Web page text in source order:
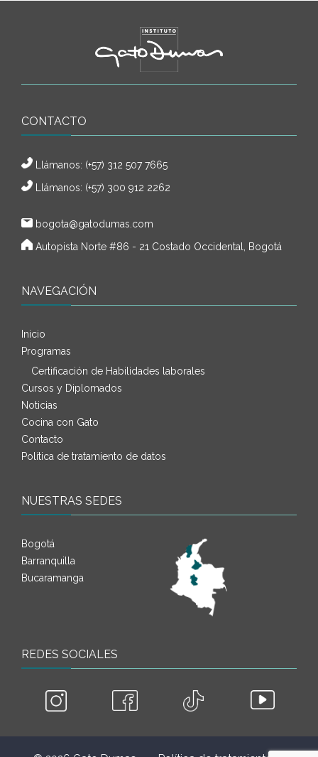
CONTACTO
Llámanos: (+57) 312 507 7665
Llámanos: (+57) 300 912 2262
bogota@gatodumas.com
Autopista Norte #86 - 21 Costado Occidental, Bogotá
NAVEGACIÓN
Inicio
Programas
Certificación de Habilidades laborales
Cursos y Diplomados
Noticias
Cocina con Gato
Contacto
Política de tratamiento de datos
NUESTRAS SEDES
Bogotá
Barranquilla
Bucaramanga
REDES SOCIALES